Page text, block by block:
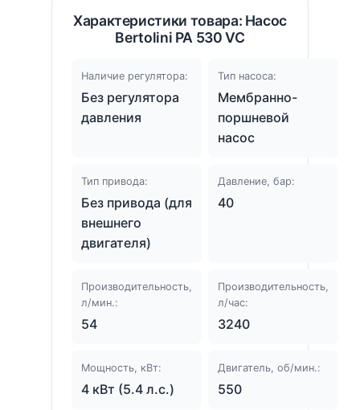
Характеристики товара: Насос
Bertolini PA 530 VC
Наличие регулятора:
Без регулятора
давления
Тип насоса:
Мембранно-
поршневой
насос
Тип привода:
Без привода (для
внешнего
двигателя)
Давление, бар:
40
Производительность,
л/мин.:
54
Производительность,
л/час:
3240
Мощность, кВт:
4 кВт (5.4 л.с.)
Двигатель, об/мин.:
550